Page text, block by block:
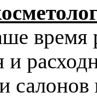
время
и
салонов